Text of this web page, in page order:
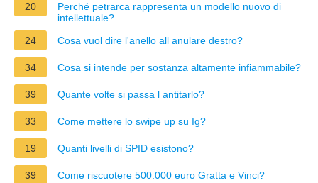
20
Perché petrarca rappresenta un modello nuovo di
intellettuale?
24
Cosa vuol dire l'anello all anulare destro?
34 Cosa si intende per sostanza altamente infiammabile?
39 Quante volte si passa l antitarlo?
33 Come mettere lo swipe up su Ig?
19 Quanti livelli di SPID esistono?
39 Come riscuotere 500.000 euro Gratta e Vinci?